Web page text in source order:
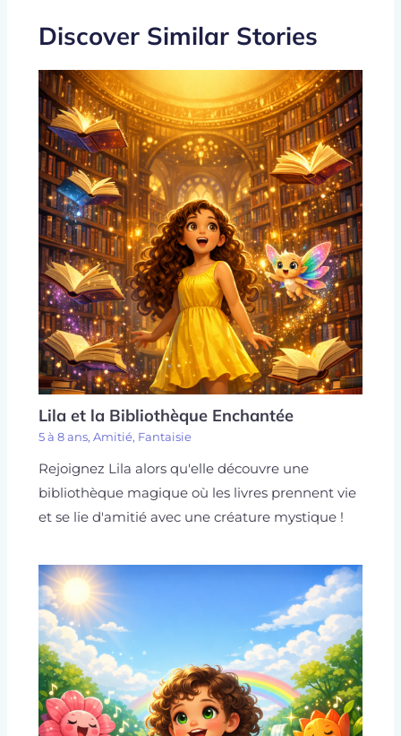
k
Discover Similar Stories
Lila et la Bibliothèque Enchantée
5 à 8 ans, Amitié, Fantaisie
Rejoignez Lila alors qu'elle découvre une
bibliothèque magique où les livres prennent vie
et se lie d'amitié avec une créature mystique !